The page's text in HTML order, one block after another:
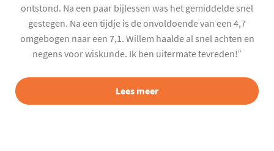
ontstond. Na een paar bijlessen was het gemiddelde snel
gestegen. Na een tijdje is de onvoldoende van een 4,7
omgebogen naar een 7,1. Willem haalde al snel achten en
negens voor wiskunde. Ik ben uitermate tevreden!”
Lees meer